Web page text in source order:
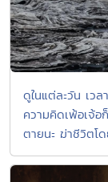
ดูในแต่ละวัน เว
ความคิดเพ้อเจ้อ
ตายนะ ฆ่าชีวิตโด